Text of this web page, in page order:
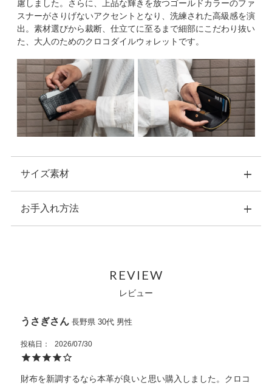
慮しました。さらに、上品な輝きを放つゴールドカラーのファ
スナーがさりげないアクセントとなり、洗練された高級感を演
出。素材選びから裁断、仕立てに至るまで細部にこだわり抜い
た、大人のためのクロコダイルウォレットです。
サイズ素材
ポケット(外側)：オープン×１
ポケット(内側)：オープン×３、スナップ付×１
※天然素材を使用している為、掲載写真と実物の色味、柄が異
お手入れ方法
・水などにぬれた場合は、直ちに拭き取り、風通しの良い場所
で自然乾燥させてください。
ください。
・洗濯機は使用しないでください。クリーニング専門店をご利
用ください。
・熱源や日光に長時間晒さないでください。
埃、湿気を避けてください。
REVIEW
レビュー
うさぎ 長野県 30代 男性
投稿日 2026/07/30
財布を新調するなら本革が良いと思い購入しました。クロコ